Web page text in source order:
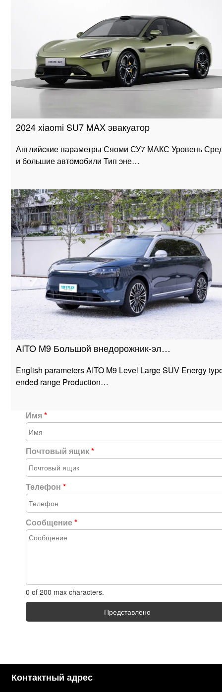
2024 xiaomi SU7 MAX эвакуатор
Английские параметры Сяоми СУ7 МАКС Уровень
и большие автомобили Тип эне…
AITO M9 Большой внедорожник-эл…
English parameters AITO M9 Level Large SUV Energy
ended range Production…
Имя*
Почтовый ящик*
Телефон*
Сообщение*
0 of 200 max characters.
Представлено
Контактный адрес